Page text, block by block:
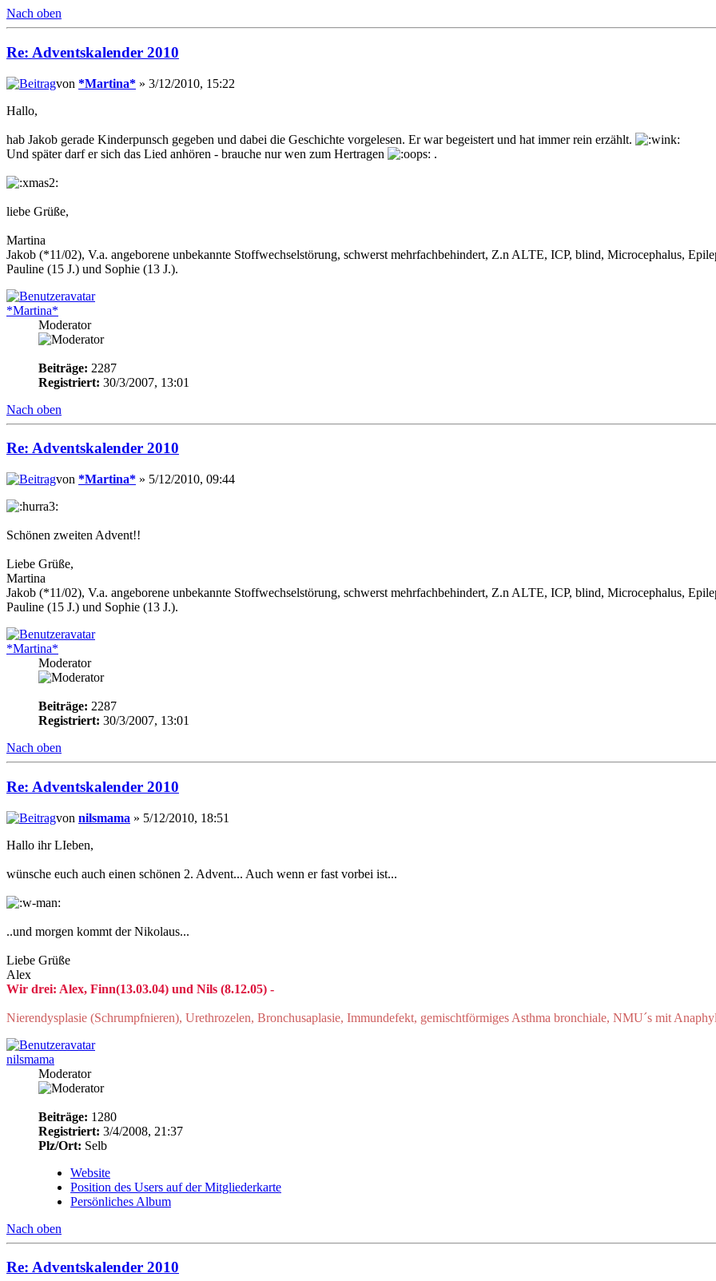
Nach oben
Re: Adventskalender 2010
von *Martina* » 3/12/2010, 15:22
Hallo,
hab Jakob gerade Kinderpunsch gegeben und dabei die Geschichte vorgelesen. Er war begeistert und hat immer rein erzählt.
Und später darf er sich das Lied anhören - brauche nur wen zum Hertragen
.
liebe Grüße,
Martina
Jakob (*11/02), V.a. angeborene unbekannte Stoffwechselstörung, schwerst mehrfachbehindert, Z.n ALTE, ICP, blind, Microcephalus,
Pauline (15 J.) und Sophie (13 J.).
*Martina*
Moderator
Beiträge: 2287
Registriert: 30/3/2007, 13:01
Nach oben
Re: Adventskalender 2010
von *Martina* » 5/12/2010, 09:44
Schönen zweiten Advent!!
Liebe Grüße,
Martina
Jakob (*11/02), V.a. angeborene unbekannte Stoffwechselstörung, schwerst mehrfachbehindert, Z.n ALTE, ICP, blind, Microcephalus,
Pauline (15 J.) und Sophie (13 J.).
*Martina*
Moderator
Beiträge: 2287
Registriert: 30/3/2007, 13:01
Nach oben
Re: Adventskalender 2010
von nilsmama » 5/12/2010, 18:51
Hallo ihr LIeben,
wünsche euch auch einen schönen 2. Advent... Auch wenn er fast vorbei ist...
..und morgen kommt der Nikolaus...
Liebe Grüße
Alex
Wir drei: Alex, Finn(13.03.04) und Nils (8.12.05) -
Nierendysplasie (Schrumpfnieren), Urethrozelen, Bronchusaplasie, Immundefekt, gemischtförmiges Asthma bronchiale, NMU´s mit
nilsmama
Moderator
Beiträge: 1280
Registriert: 3/4/2008, 21:37
Plz/Ort: Selb
Website
Position des Users auf der Mitgliederkarte
Persönliches Album
Nach oben
Re: Adventskalender 2010